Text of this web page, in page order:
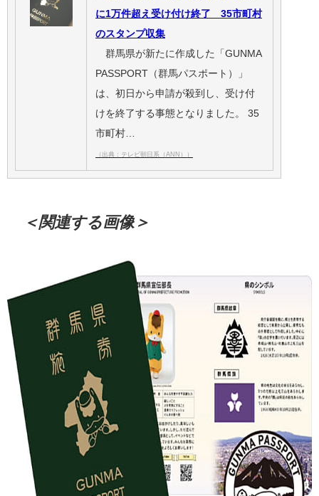
に1万件超え受け付け終了 35市町村
のスタンプ収集
群馬県が新たに作成した「GUNMA
PASSPORT（群馬パスポート）」
は、初日から申請が殺到し、受け付
けを終了する事態となりました。 35
市町村…
（出典：テレビ朝日系（ANN））
＜関連する画像＞